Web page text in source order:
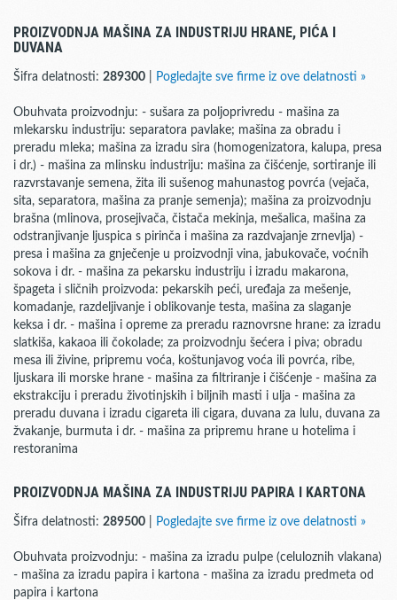
PROIZVODNJA MAŠINA ZA INDUSTRIJU HRANE, PIĆA I
DUVANA
Šifra delatnosti: 289300 Pogledajte sve firme iz ove delatnosti »
Obuhvata proizvodnju: - sušara za poljoprivredu - mašina za
mlekarsku industriju: separatora pavlake; mašina za obradu i
preradu mleka; mašina za izradu sira (homogenizatora, kalupa, presa
i dr.) - mašina za mlinsku industriju: mašina za čišćenje, sortiranje ili
razvrstavanje semena, žita ili sušenog mahunastog povrća (vejača,
sita, separatora, mašina za pranje semenja); mašina za proizvodnju
brašna (mlinova, prosejivača, čistača mekinja, mešalica, mašina za
odstranjivanje ljuspica s pirinča i mašina za razdvajanje zrnevlja) -
presa i mašina za gnječenje u proizvodnji vina, jabukovače, voćnih
sokova i dr. - mašina za pekarsku industriju i izradu makarona,
špageta i sličnih proizvoda: pekarskih peći, uređaja za mešenje,
komadanje, razdeljivanje i oblikovanje testa, mašina za slaganje
keksa i dr. - mašina i opreme za preradu raznovrsne hrane: za izradu
slatkiša, kakaoa ili čokolade; za proizvodnju šećera i piva; obradu
mesa ili živine, pripremu voća, koštunjavog voća ili povrća, ribe,
ljuskara ili morske hrane - mašina za filtriranje i čišćenje - mašina za
ekstrakciju i preradu životinjskih i biljnih masti i ulja - mašina za
preradu duvana i izradu cigareta ili cigara, duvana za lulu, duvana za
žvakanje, burmuta i dr. - mašina za pripremu hrane u hotelima i
restoranima
PROIZVODNJA MAŠINA ZA INDUSTRIJU PAPIRA I KARTONA
Šifra delatnosti: 289500 Pogledajte sve firme iz ove delatnosti »
Obuhvata proizvodnju: - mašina za izradu pulpe (celuloznih vlakana)
- mašina za izradu papira i kartona - mašina za izradu predmeta od
papira i kartona